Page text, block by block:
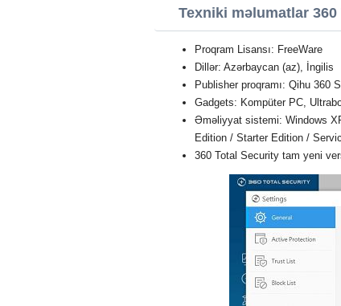
Texniki məlumatlar
Proqram Lisansı: FreeWare
Dillər: Azərbaycan (az), İngilis
Publisher proqramı: Qihu 360
Gadgets: Kompüter PC,
Əməliyyat sistemi: Windows
Edition / Starter Edition /
360 Total Security tam yeni